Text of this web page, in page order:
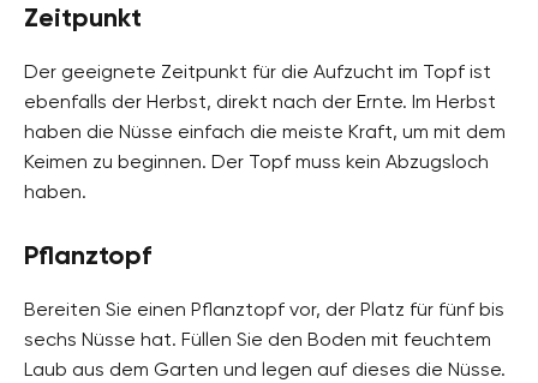
Zeitpunkt
Der geeignete Zeitpunkt für die Aufzucht im Topf ist
ebenfalls der Herbst, direkt nach der Ernte. Im Herbst
haben die Nüsse einfach die meiste Kraft, um mit dem
Keimen zu beginnen. Der Topf muss kein Abzugsloch
haben.
Pflanztopf
Bereiten Sie einen Pflanztopf vor, der Platz für fünf bis
sechs Nüsse hat. Füllen Sie den Boden mit feuchtem
Laub aus dem Garten und legen auf dieses die Nüsse.